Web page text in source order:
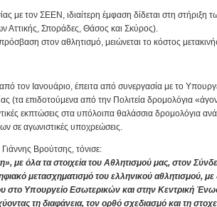
με τον ΣΕΕΝ, ιδιαίτερη έμφαση δίδεται στη
Αττικής, Σποράδες, Θάσος και Σκύρος).
πρόσβαση στον αθλητισμό, μειώνεται το κόστος
τον Ιανουάριο, έπειτα από συνεργασία με το
(τα επιδοτούμενα από την Πολιτεία δρομολόγια
εκπτώσεις στα υπόλοιπα θαλάσσια δρομολόγια
σε αγωνιστικές υποχρεώσεις.
Βρούτσης, τόνισε:
με όλα τα στοιχεία του Αθλητισμού μας, στον
μετασχηματισμό του ελληνικού αθλητισμού,
στο Υπουργείο Εσωτερικών και στην Κεντρική
τη διαφάνεια, τον ορθό σχεδιασμό και τη